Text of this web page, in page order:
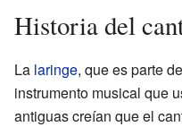
Historia del
La laringe, que es parte
instrumento musical que
antiguas creían que el